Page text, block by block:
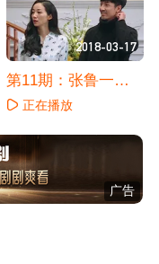
2018-03-17
第11期：张鲁一强
势助阵韩雪
正在播放
广告